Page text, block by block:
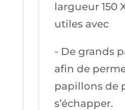
largueur 150
utiles avec
- De grands
afin de
papillons de
s’échapper.